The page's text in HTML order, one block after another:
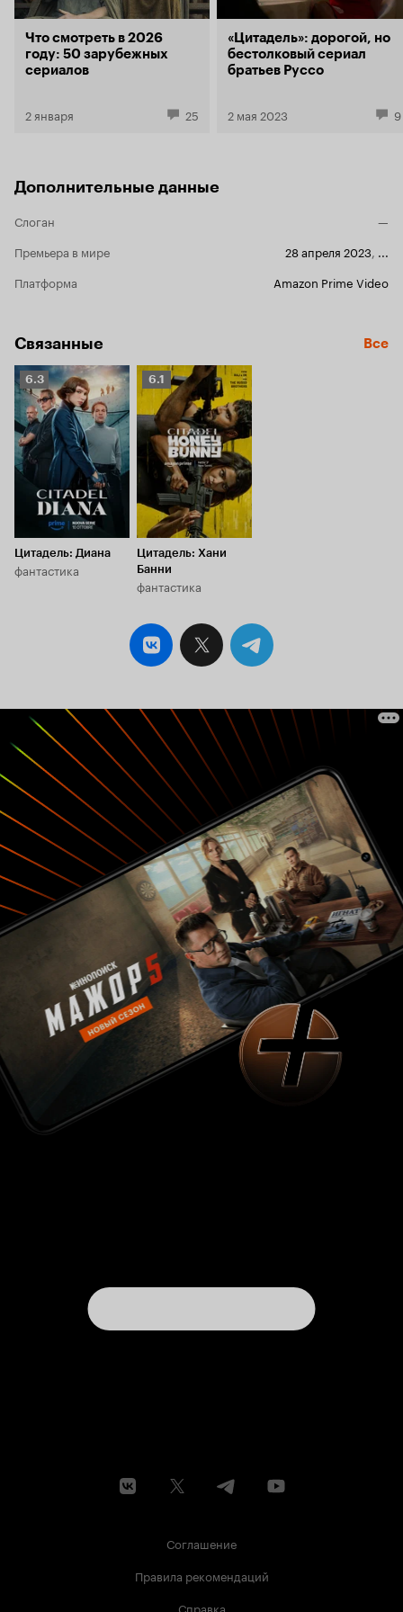
Что смотреть в 2026
году: 50 зарубежных
сериалов
2 января 25
«Цитадель»: дорогой, но
бестолковый сериал
братьев Руссо
2 мая 2023 9
Дополнительные данные
Слоган
—
Премьера в мире
28 апреля 2023
Платформа
Amazon Prime Video
Связанные Все
Рейтинг
Кинопоиска
6.3
6.3
Цитадель: Диана
фантастика
Рейтинг
Кинопоиска
6.1
6.1
Цитадель: Хани
Банни
фантастика
Соглашение
Правила рекомендаций
Справка